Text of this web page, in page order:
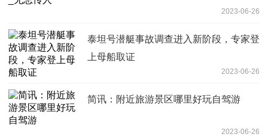
2023-06-26
泰坦号潜艇事故调查进入新阶段，专家登
上母船取证
2023-06-26
简讯：附近旅游景区哪里好玩自驾游
2023-06-26